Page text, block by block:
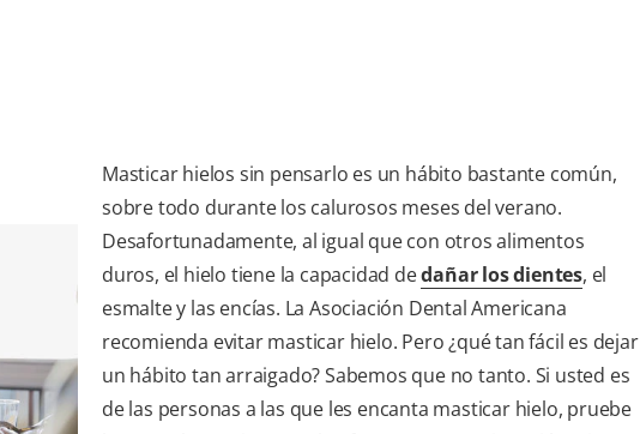
Masticar hielos sin pensarlo es un hábito bastante común,
sobre todo durante los calurosos meses del verano.
Desafortunadamente, al igual que con otros alimentos
duros, el hielo tiene la capacidad dedañar los dientes, el
esmalte y las encías. La Asociación Dental Americana
recomienda evitar masticar hielo. Pero ¿qué tan fácil es dejar
un hábito tan arraigado? Sabemos que no tanto. Si usted es
de las personas a las que les encanta masticar hielo, pruebe